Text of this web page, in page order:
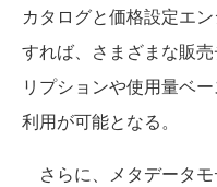
カタログと価格設定エ
すれば、さまざまな販
リプションや使用量ベ
利用が可能となる。
さらに、メタデータ